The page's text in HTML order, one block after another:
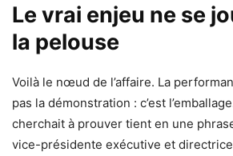
Le vrai enjeu ne se
la pelouse
Voilà le nœud de l’affaire. La
pas la démonstration : c’est
cherchait à prouver tient en une
vice-présidente exécutive et